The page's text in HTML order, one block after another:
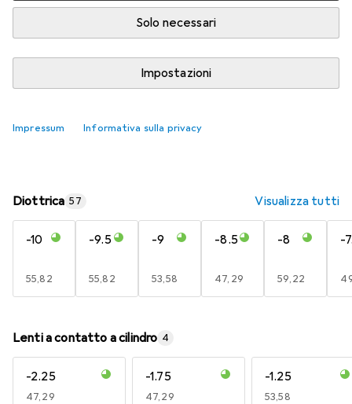
Solo necessari
Impostazioni
Impressum Informativa sulla privacy
Più di 10 pezzi in stock presso il fornitore
Aggiungi al carrello
Diottrica 57 Visualizza tutti
-10
EUR
55,82
-9.5
EUR
55,82
-9
EUR
53,58
-8.5
EUR
47,29
-8
EUR
59,22
-
Lenti a contatto a cilindro 4
-2.25
EUR
47,29
-1.75
EUR
47,29
-1.25
EUR
53,58